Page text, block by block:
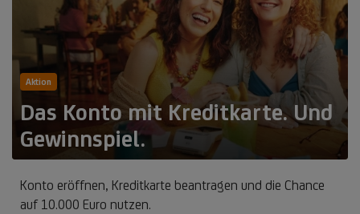
Aktion
Das Konto mit Kreditkarte. Und
Gewinnspiel.
Konto eröffnen, Kreditkarte beantragen und die Chance
auf 10.000 Euro nutzen.